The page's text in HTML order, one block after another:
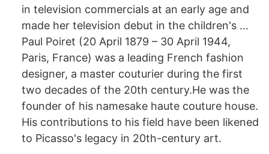
in television commercials at an early age and
made her television debut in the children's …
Paul Poiret (20 April 1879 – 30 April 1944,
Paris, France) was a leading French fashion
designer, a master couturier during the first
two decades of the 20th century.He was the
founder of his namesake haute couture house.
His contributions to his field have been likened
to Picasso's legacy in 20th-century art.